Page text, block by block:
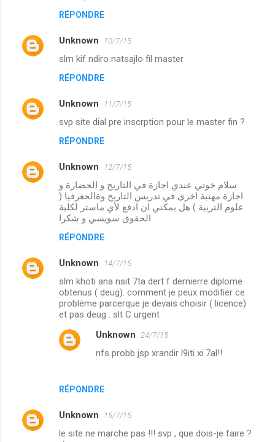
RÉPONDRE
Unknown 10/7/15
slm kif ndiro natsajlo fil master
RÉPONDRE
Unknown 11/7/15
svp site dial pre inscrption pour le master fin ?
RÉPONDRE
Unknown 12/7/15
سلام خوتي عندي اجازة في التاريخ و الحضارة و
اجازة مهنية اخرى في تدريس التاربخ وةالجغرفيا (
علوم التربية ) هل يمكني ان ادفع لأي ماستر لكلية
الحقوق سويسي و شكرا
RÉPONDRE
Unknown 14/7/15
slm khoti ana nsit 7ta dert f dernierre diplome
obtenus ( deug). comment je peux modifier ce
probléme parcerque je devais choisir ( licence)
et pas deug . slt C urgent
RÉPONDRE
Unknown 24/7/15
nfs probb jsp xrandir l9iti xi 7al!!
Unknown 15/7/15
le site ne marche pas !!! svp , que dois-je faire ?